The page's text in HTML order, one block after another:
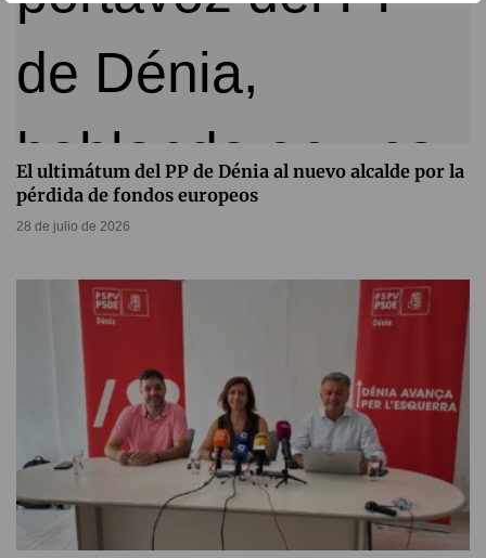
El ultimátum del PP de Dénia al nuevo alcalde por la
pérdida de fondos europeos
28 de julio de 2026